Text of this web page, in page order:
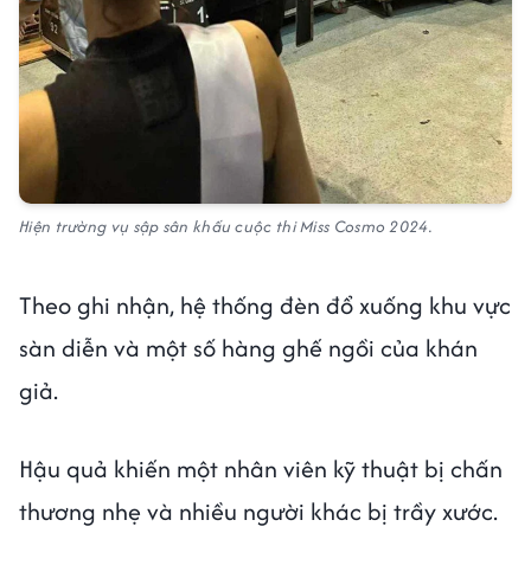
Hiện trường vụ sập sân khấu cuộc thi Miss Cosmo 2024.
Theo ghi nhận, hệ thống đèn đổ xuống khu vực
sàn diễn và một số hàng ghế ngồi của khán
giả.
Hậu quả khiến một nhân viên kỹ thuật bị chấn
thương nhẹ và nhiều người khác bị trầy xước.